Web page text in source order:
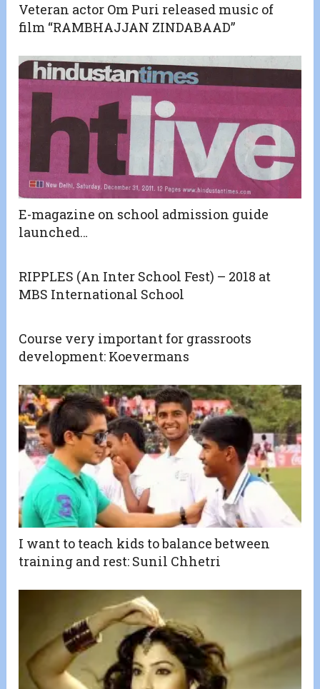
Veteran actor Om Puri released music of
film “RAMBHAJJAN ZINDABAAD”
E-magazine on school admission guide
launched…
RIPPLES (An Inter School Fest) – 2018 at
MBS International School
Course very important for grassroots
development: Koevermans
I want to teach kids to balance between
training and rest: Sunil Chhetri